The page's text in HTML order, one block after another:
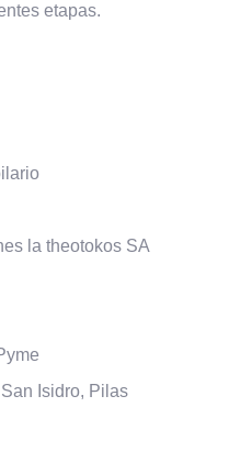
etapas.
la theotokos SA
Isidro, Pilas